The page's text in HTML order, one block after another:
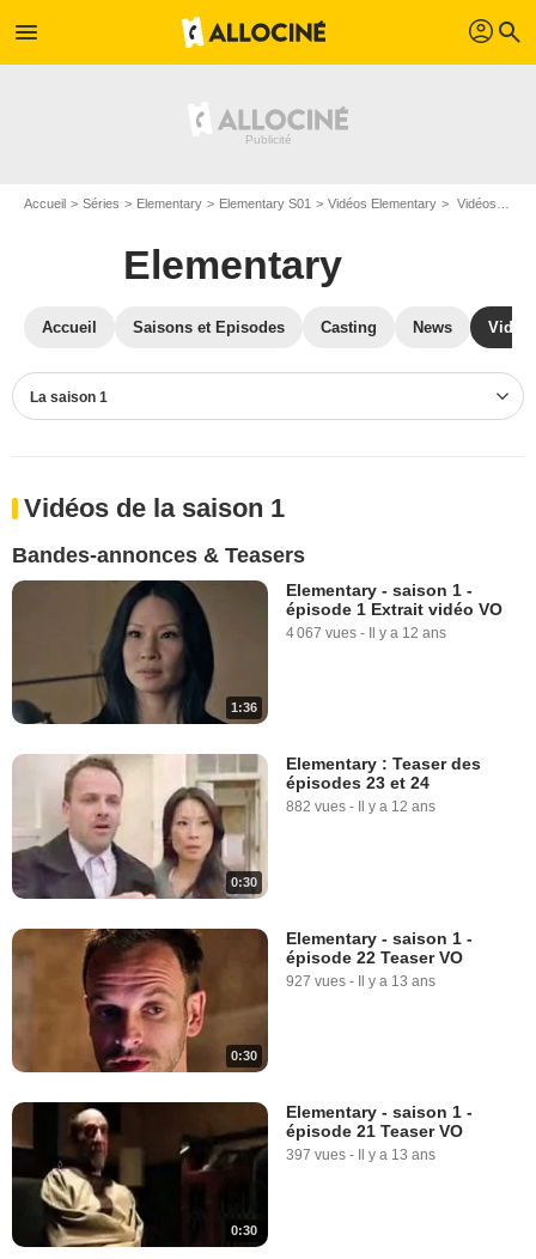
menu profil search
Accueil Séries Elementary Elementary S01 Vidéos Elementary Vidéos Elementary S01
Elementary
Accueil Saisons et Episodes Casting News
La saison 1
Vidéos de la saison 1
Bandes-annonces & Teasers
1:36
Elementary - saison 1 -
épisode 1 Extrait vidéo VO
4 067 vues - Il y a 12 ans
0:30
Elementary : Teaser des
épisodes 23 et 24
882 vues - Il y a 12 ans
0:30
Elementary - saison 1 -
épisode 22 Teaser VO
927 vues - Il y a 13 ans
0:30
Elementary - saison 1 -
épisode 21 Teaser VO
397 vues - Il y a 13 ans